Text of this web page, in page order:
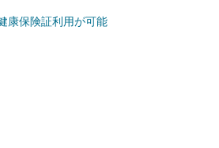
康保険証利用が可能